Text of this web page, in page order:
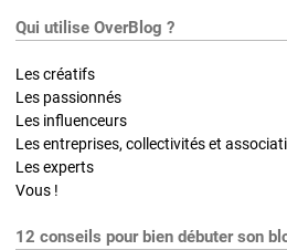
Qui utilise OverBlog ?
Les créatifs
Les passionnés
Les influenceurs
Les entreprises, collectivités et
Les experts
Vous !
12 conseils pour bien débuter son